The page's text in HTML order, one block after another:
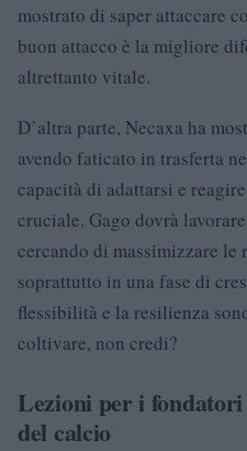
mostrato di saper attaccare
buon attacco è la migliore
altrettanto vitale.
D’altra parte, Necaxa ha
avendo faticato in trasferta
capacità di adattarsi e
cruciale. Gago dovrà
cercando di massimizzare le
soprattutto in una fase di
flessibilità e la resilienza
coltivare, non credi?
Lezioni per i
del calcio